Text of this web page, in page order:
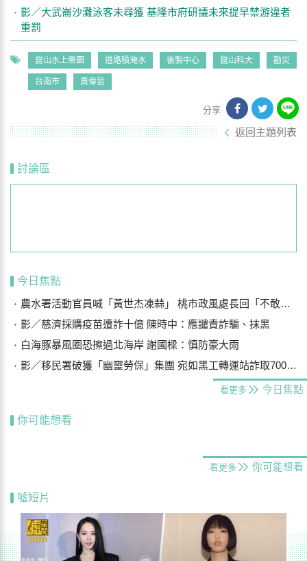
影／大武崙沙灘泳客未尋獲 基隆市府研議未來提早禁游違者
重罰
崑山水上樂園 道路積淹水 後製中心 崑山科大 勘災
台南市 黃偉哲
分享
返回主題列表
討論區
今日焦點
農水署活動官員喊「黃世杰凍蒜」 桃市政風處長回「不敢說有違法」
影／慈濟採購疫苗遭詐十億 陳時中：應譴責詐騙、抹黑
白海豚暴風圈恐擦過北海岸 謝國樑：慎防豪大雨
影／移民署破獲「幽靈勞保」集團 宛如黑工轉運站詐取700萬元
看更多 今日焦點
你可能想看
看更多 你可能想看
噓短片